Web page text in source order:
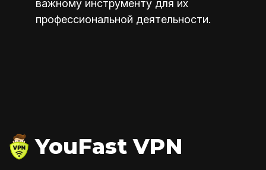
важному инструменту для их
профессиональной деятельности.
YouFast VPN